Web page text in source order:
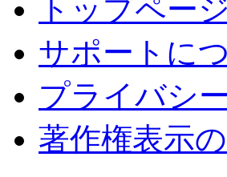
トップペー
サポートに
プライバシ
著作権表示